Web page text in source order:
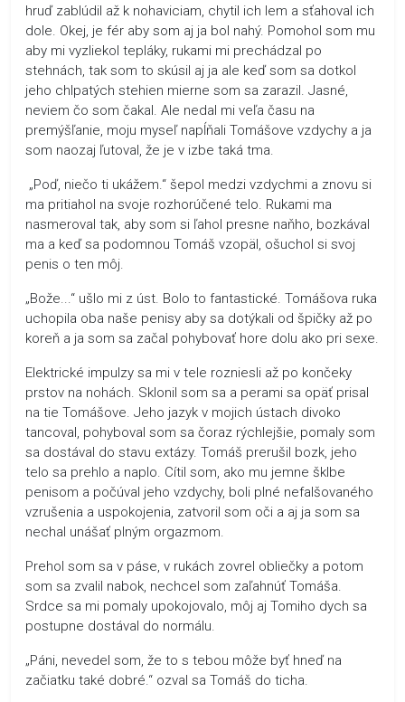
hruď zablúdil až k nohaviciam, chytil ich lem a sťahoval ich
dole. Okej, je fér aby som aj ja bol nahý. Pomohol som mu
aby mi vyzliekol tepláky, rukami mi prechádzal po
stehnách, tak som to skúsil aj ja ale keď som sa dotkol
jeho chlpatých stehien mierne som sa zarazil. Jasné,
neviem čo som čakal. Ale nedal mi veľa času na
premýšľanie, moju myseľ napĺňali Tomášove vzdychy a ja
som naozaj ľutoval, že je v izbe taká tma.
„Poď, niečo ti ukážem.“ šepol medzi vzdychmi a znovu si
ma pritiahol na svoje rozhorúčené telo. Rukami ma
nasmeroval tak, aby som si ľahol presne naňho, bozkával
ma a keď sa podomnou Tomáš vzopäl, ošuchol si svoj
penis o ten môj.
„Bože...“ ušlo mi z úst. Bolo to fantastické. Tomášova ruka
uchopila oba naše penisy aby sa dotýkali od špičky až po
koreň a ja som sa začal pohybovať hore dolu ako pri sexe.
Elektrické impulzy sa mi v tele rozniesli až po končeky
prstov na nohách. Sklonil som sa a perami sa opäť prisal
na tie Tomášove. Jeho jazyk v mojich ústach divoko
tancoval, pohyboval som sa čoraz rýchlejšie, pomaly som
sa dostával do stavu extázy. Tomáš prerušil bozk, jeho
telo sa prehlo a naplo. Cítil som, ako mu jemne šklbe
penisom a počúval jeho vzdychy, boli plné nefalšovaného
vzrušenia a uspokojenia, zatvoril som oči a aj ja som sa
nechal unášať plným orgazmom.
Prehol som sa v páse, v rukách zovrel obliečky a potom
som sa zvalil nabok, nechcel som zaľahnúť Tomáša.
Srdce sa mi pomaly upokojovalo, môj aj Tomiho dych sa
postupne dostával do normálu.
„Páni, nevedel som, že to s tebou môže byť hneď na
začiatku také dobré.“ ozval sa Tomáš do ticha.